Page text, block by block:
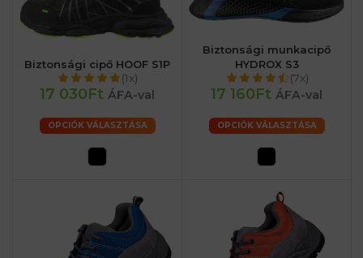
Biztonsági cipő HOOF S1P
(1x)
17 030Ft ÁFA-val
OPCIÓK VÁLASZTÁSA
Biztonsági munkacipő
HYDROX S3
(7x)
17 160Ft ÁFA-val
OPCIÓK VÁLASZTÁSA